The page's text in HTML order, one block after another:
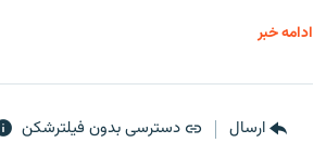
ادامه خبر
ارسال دسترسی بدون فیلترشکن